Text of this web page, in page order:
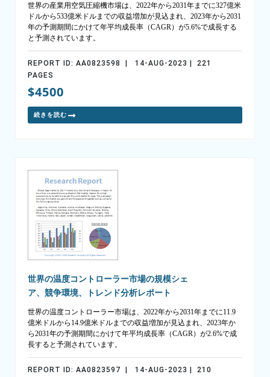
世界の産業用空気圧縮機市場は、2022年から2031年までに327億米
ドルから533億米ドルまでの収益増加が見込まれ、2023年から2031
年の予測期間にかけて年平均成長率（CAGR）が5.6%で成長する
と予測されています。
REPORT ID: AA0823598 | 14-AUG-2023 | 221
PAGES
$4500
続きを読む
世界の温度コントローラー市場の規模シェ
ア、競争環境、トレンド分析レポート
世界の温度コントローラー市場は、2022年から2031年までに11.9
億米ドルから14.9億米ドルまでの収益増加が見込まれ、2023年か
ら2031年の予測期間にかけて年平均成長率（CAGR）が2.6%で成
長すると予測されています。
REPORT ID: AA0823597 | 14-AUG-2023 | 210